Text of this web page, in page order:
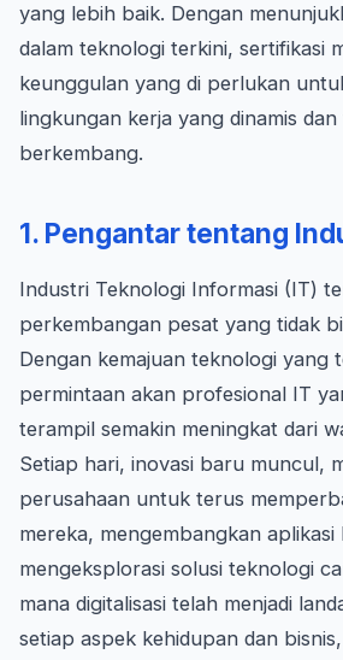
yang lebih baik. Dengan
dalam teknologi terkini, sertifikasi
keunggulan yang di perlukan
lingkungan kerja yang dinamis
berkembang.
1. Pengantar tentang
Industri Teknologi Informasi (IT)
perkembangan pesat yang tidak
Dengan kemajuan teknologi yang
permintaan akan profesional IT
terampil semakin meningkat dari
Setiap hari, inovasi baru muncul,
perusahaan untuk terus
mereka, mengembangkan
mengeksplorasi solusi teknologi
mana digitalisasi telah menjadi
setiap aspek kehidupan dan